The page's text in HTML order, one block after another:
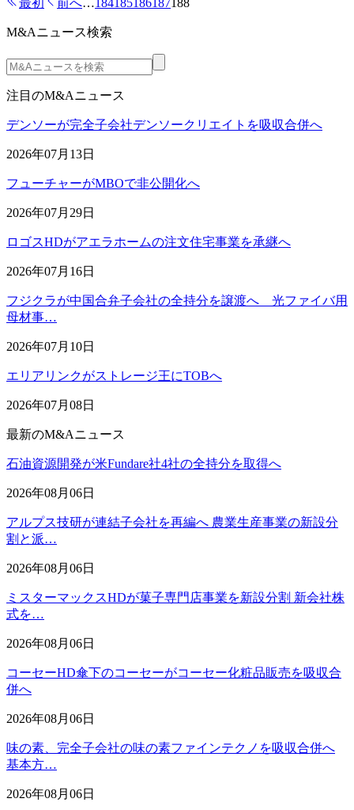
最初 前へ…184185186187188
M&Aニュース検索
注目のM&Aニュース
デンソーが完全子会社デンソークリエイトを吸収合併へ
2026年07月13日
フューチャーがMBOで非公開化へ
2026年07月29日
ロゴスHDがアエラホームの注文住宅事業を承継へ
2026年07月16日
フジクラが中国合弁子会社の全持分を譲渡へ 光ファイバ用
母材事…
2026年07月10日
エリアリンクがストレージ王にTOBへ
2026年07月08日
最新のM&Aニュース
石油資源開発が米Fundare社4社の全持分を取得へ
2026年08月06日
アルプス技研が連結子会社を再編へ 農業生産事業の新設分
割と派…
2026年08月06日
ミスターマックスHDが菓子専門店事業を新設分割 新会社株
式を…
2026年08月06日
コーセーHD傘下のコーセーがコーセー化粧品販売を吸収合
併へ
2026年08月06日
味の素、完全子会社の味の素ファインテクノを吸収合併へ
基本方…
2026年08月06日